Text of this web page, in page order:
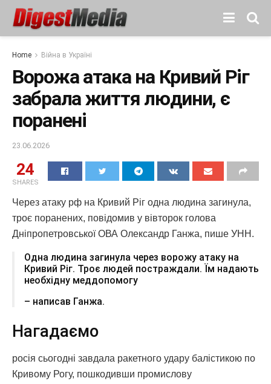
Home Війна в Україні
Ворожа атака на Кривий Ріг
забрала життя людини, є
поранені
23.06.2026
24
SHARES
Через атаку рф на Кривий Ріг одна людина загинула,
троє поранених, повідомив у вівторок голова
Дніпропетровської ОВА Олександр Ганжа, пише УНН.
Одна людина загинула через ворожу атаку на
Кривий Ріг. Троє людей постраждали. Їм надають
необхідну меддопомогу
– написав Ганжа.
Нагадаємо
росія сьогодні завдала ракетного удару балістикою по
Кривому Рогу, пошкодивши промислову